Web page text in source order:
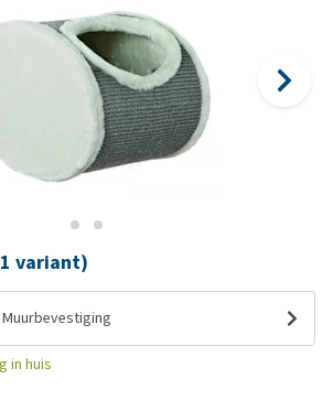
variant)
in huis